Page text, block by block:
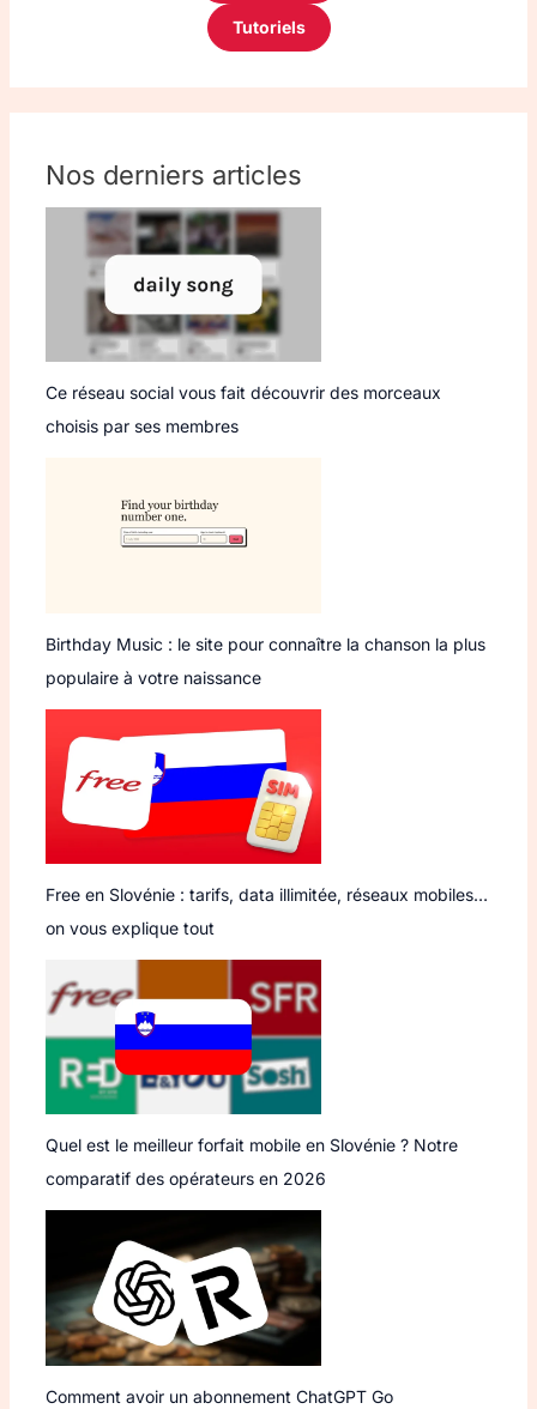
Tutoriels
Nos derniers articles
Ce réseau social vous fait découvrir des morceaux
choisis par ses membres
Birthday Music : le site pour connaître la chanson la plus
populaire à votre naissance
Free en Slovénie : tarifs, data illimitée, réseaux mobiles…
on vous explique tout
Quel est le meilleur forfait mobile en Slovénie ? Notre
comparatif des opérateurs en 2026
Comment avoir un abonnement ChatGPT Go